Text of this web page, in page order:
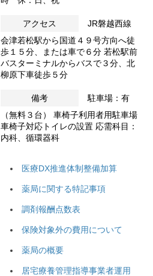
アクセス
JR磐越西線
会津若松駅から国道４９号方向へ徒
歩１５分、または車で６分 若松駅前
バスターミナルからバスで３分、北
柳原下車徒歩５分
備考
駐車場：有
（無料３台） 車椅子利用者用駐車場
車椅子対応トイレの設置 応需科目：
内科、循環器科
医療DX推進体制整備加算
薬局に関する特記事項
調剤報酬点数表
保険対象外の費用について
薬局の概要
居宅療養管理指導事業者運用